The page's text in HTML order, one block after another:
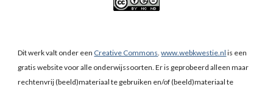
Dit werk valt onder een Creative Commons.www.webkwestie.nl is een
gratis website voor alle onderwijssoorten. Er is geprobeerd alleen maar
rechtenvrij (beeld)materiaal te gebruiken en/of (beeld)materiaal te